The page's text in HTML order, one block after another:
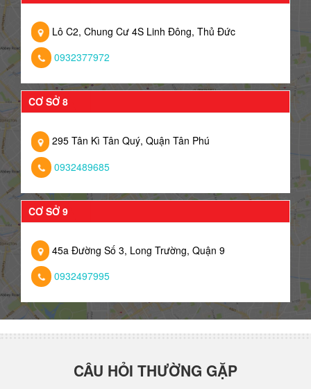
Lô C2, Chung Cư 4S Linh Đông, Thủ Đức
0932377972
CƠ SỞ 8
295 Tân Kì Tân Quý, Quận Tân Phú
0932489685
CƠ SỞ 9
45a Đường Số 3, Long Trường, Quận 9
0932497995
CÂU HỎI THƯỜNG GẶP